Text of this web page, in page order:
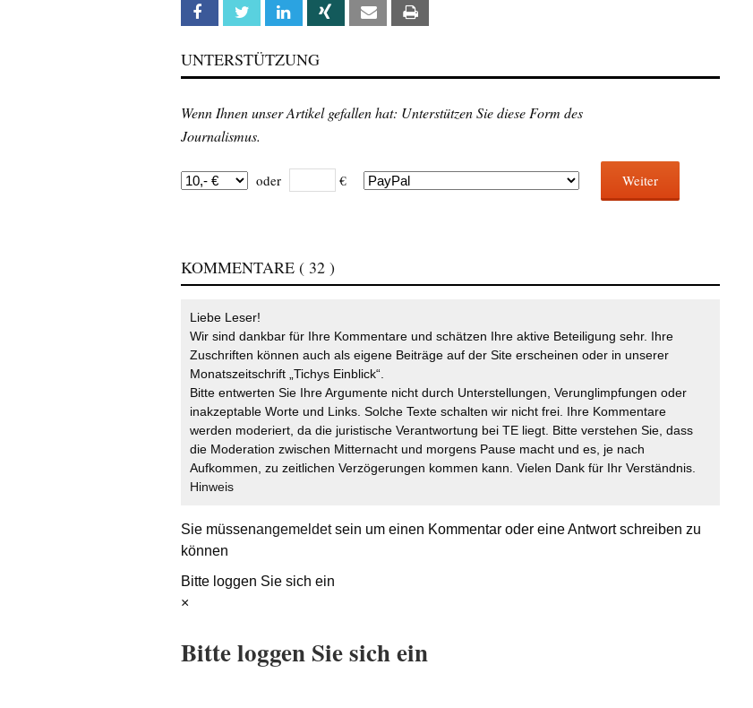
Facebook Twitter Linkedin Xing Email
UNTERSTÜTZUNG
Wenn Ihnen unser Artikel gefallen hat: Unterstützen Sie diese Form des
Journalismus.
oder € Weiter
KOMMENTARE ( 32 )
Liebe Leser!
Wir sind dankbar für Ihre Kommentare und schätzen Ihre aktive Beteiligung sehr. Ihre
Zuschriften können auch als eigene Beiträge auf der Site erscheinen oder in unserer
Monatszeitschrift „Tichys Einblick“.
Bitte entwerten Sie Ihre Argumente nicht durch Unterstellungen, Verunglimpfungen oder
inakzeptable Worte und Links. Solche Texte schalten wir nicht frei. Ihre Kommentare
werden moderiert, da die juristische Verantwortung bei TE liegt. Bitte verstehen Sie, dass
die Moderation zwischen Mitternacht und morgens Pause macht und es, je nach
Aufkommen, zu zeitlichen Verzögerungen kommen kann. Vielen Dank für Ihr Verständnis.
Hinweis
Sie müssenangemeldetsein um einen Kommentar oder eine Antwort schreiben zu
können
Bitte loggen Sie sich ein
×
Bitte loggen Sie sich ein